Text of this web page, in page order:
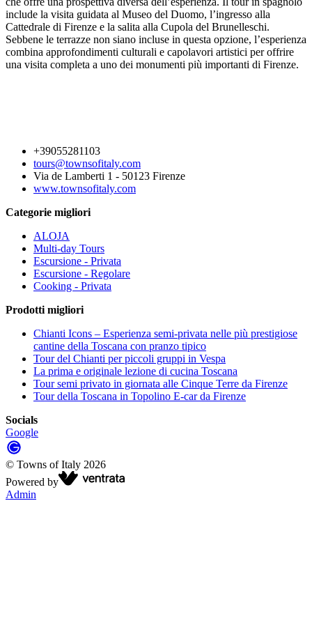
include la visita guidata al Museo del Duomo, l’ingresso alla
Cattedrale di Firenze e la salita alla Cupola del Brunelleschi.
Sebbene le terrazze non siano incluse in questa opzione, l’esperienza
combina approfondimenti culturali e capolavori artistici per offrire
una visita completa a uno dei monumenti più importanti di Firenze.
+39055281103
tours@townsofitaly.com
Via de Lamberti 1 - 50123 Firenze
www.townsofitaly.com
Categorie migliori
ALOJA
Multi-day Tours
Escursione - Privata
Escursione - Regolare
Cooking - Privata
Prodotti migliori
Chianti Icons – Esperienza semi-privata nelle più prestigiose
cantine della Toscana con pranzo tipico
Tour del Chianti per piccoli gruppi in Vespa
La prima e originale lezione di cucina Toscana
Tour semi privato in giornata alle Cinque Terre da Firenze
Tour della Toscana in Topolino E-car da Firenze
Socials
Google
© Towns of Italy 2026
Powered by
Admin